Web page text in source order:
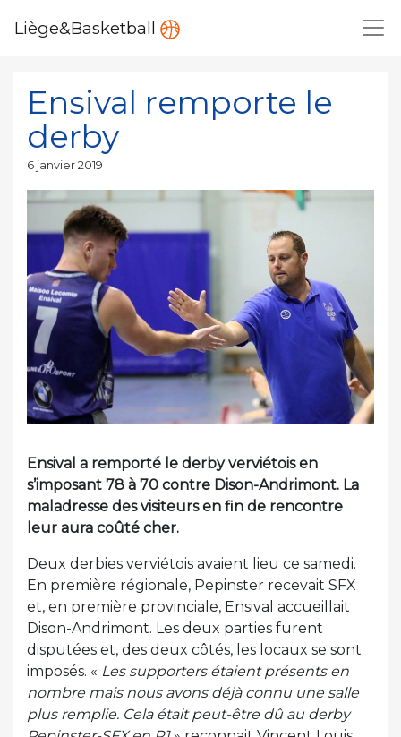
Liège&Basketball
Ensival remporte le
derby
Publié
6 janvier 2019
Ensival a remporté le derby verviétois en
s’imposant 78 à 70 contre Dison-Andrimont. La
maladresse des visiteurs en fin de rencontre
leur aura coûté cher.
Deux derbies verviétois avaient lieu ce samedi.
En première régionale, Pepinster recevait SFX
et, en première provinciale, Ensival accueillait
Dison-Andrimont. Les deux parties furent
disputées et, des deux côtés, les locaux se sont
imposés. « Les supporters étaient présents en
nombre mais nous avons déjà connu une salle
plus remplie. Cela était peut-être dû au derby